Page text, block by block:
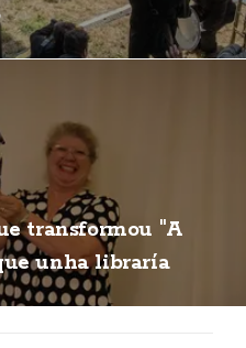
transformou "A
unha libraría